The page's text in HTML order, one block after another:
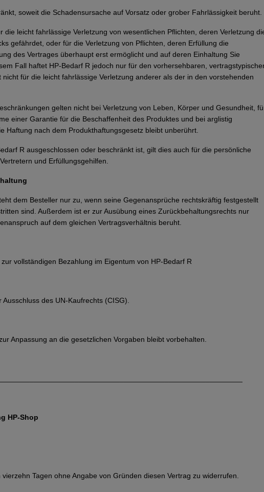
soweit die Schadensursache auf Vorsatz oder grober Fahrlässigkeit beruht.
die leicht fahrlässige Verletzung von wesentlichen Pflichten, deren Verletzung
gefährdet, oder für die Verletzung von Pflichten, deren Erfüllung die
des Vertrages überhaupt erst ermöglicht und auf deren Einhaltung Sie
Fall haftet HP-Bedarf R jedoch nur für den vorhersehbaren,
nicht für die leicht fahrlässige Verletzung anderer als der in den vorstehenden
gelten nicht bei Verletzung von Leben, Körper und Gesundheit,
einer Garantie für die Beschaffenheit des Produktes und bei arglistig
Haftung nach dem Produkthaftungsgesetz bleibt unberührt.
R ausgeschlossen oder beschränkt ist, gilt dies auch für die persönliche
und Erfüllungsgehilfen.
dem Besteller nur zu, wenn seine Gegenansprüche rechtskräftig festgestellt
sind. Außerdem ist er zur Ausübung eines Zurückbehaltungsrechts nur
auf dem gleichen Vertragsverhältnis beruht.
vollständigen Bezahlung im Eigentum von HP-Bedarf R
des UN-Kaufrechts (CISG).
Anpassung an die gesetzlichen Vorgaben bleibt vorbehalten.
HP-Shop
Tagen ohne Angabe von Gründen diesen Vertrag zu widerrufen.